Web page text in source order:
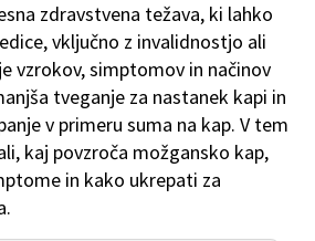
zdravstvena težava, ki lahko
vključno z invalidnostjo ali
vzrokov, simptomov in načinov
tveganje za nastanek kapi in
v primeru suma na kap. V tem
kaj povzroča možgansko kap,
in kako ukrepati za